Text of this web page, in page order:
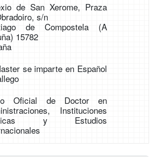
de San Xerome, Praza
s/n
de Compostela (A
15782
se imparte en Español
Oficial de Doctor en
Instituciones
y Estudios